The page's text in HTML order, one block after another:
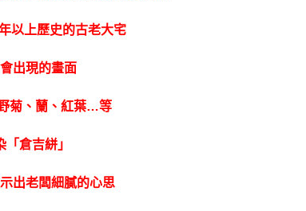
以上歷史的古老大宅
出現的畫面
菊、蘭、紅葉…等
倉吉絣」
出老闆細膩的心思